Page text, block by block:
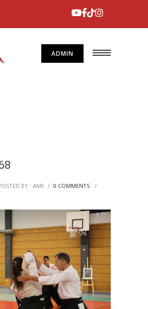
ADMIN
BY : AME / 0 COMMENTS
/